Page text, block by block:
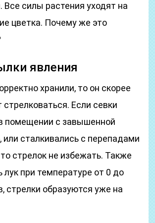
Все силы растения уходят на
цветка. Почему же это
явления
хранили, то он скорее
стрелковаться. Если севки
помещении с завышенной
сталкивались с перепадами
стрелок не избежать. Также
лук при температуре от 0 до
стрелки образуются уже на